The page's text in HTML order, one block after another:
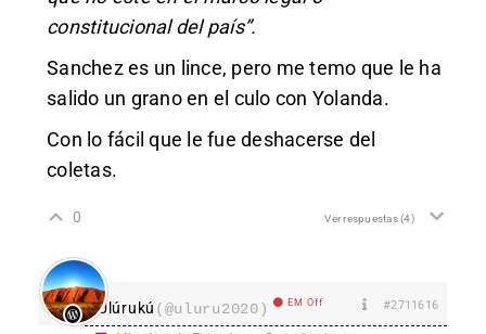
constitucional del país”.
Sanchez es un lince, pero me temo que le ha
salido un grano en el culo con Yolanda.
Con lo fácil que le fue deshacerse del
coletas.
0 Ver respuestas(4)
Ulúrukú (@uluru2020) EM Off #2711616